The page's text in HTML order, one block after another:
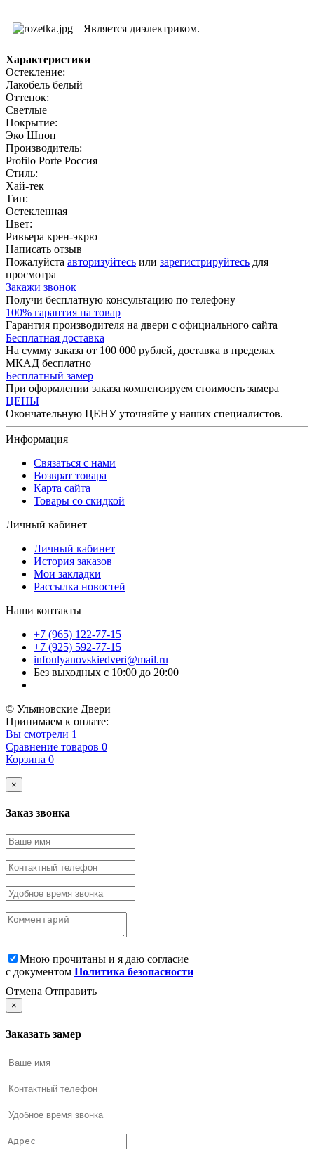
Является диэлектриком.
Характеристики
Остекление:
Лакобель белый
Оттенок:
Светлые
Покрытие:
Эко Шпон
Производитель:
Profilo Porte Россия
Стиль:
Хай-тек
Тип:
Остекленная
Цвет:
Ривьера крен-экрю
Написать отзыв
Пожалуйста авторизуйтесь или зарегистрируйтесь для
просмотра
Закажи звонок
Получи бесплатную консультацию по телефону
100% гарантия на товар
Гарантия производителя на двери с официального сайта
Бесплатная доставка
На сумму заказа от 100 000 рублей, доставка в пределах
МКАД бесплатно
Бесплатный замер
При оформлении заказа компенсируем стоимость замера
ЦЕНЫ
Окончательную ЦЕНУ уточняйте у наших специалистов.
Информация
Связаться с нами
Возврат товара
Карта сайта
Товары со скидкой
Личный кабинет
Личный кабинет
История заказов
Мои закладки
Рассылка новостей
Наши контакты
+7 (965) 122-77-15
+7 (925) 592-77-15
infoulyanovskiedveri@mail.ru
Без выходных с 10:00 до 20:00
© Ульяновские Двери
Принимаем к оплате:
Вы смотрели 1
Сравнение товаров 0
Корзина 0
×
Заказ звонка
Мною прочитаны и я даю согласие
с документом Политика безопасности
Отмена Отправить
×
Заказать замер